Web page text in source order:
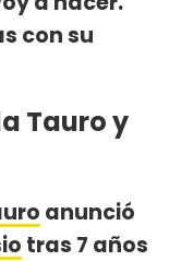
con su
Tauro y
anunció
tras 7 años